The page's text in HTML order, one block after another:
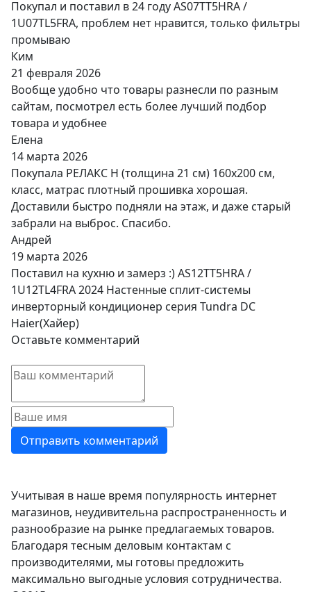
Покупал и поставил в 24 году AS07TT5HRA /
1U07TL5FRA, проблем нет нравится, только фильтры
промываю
Ким
21 февраля 2026
Вообще удобно что товары разнесли по разным
сайтам, посмотрел есть более лучший подбор
товара и удобнее
Елена
14 марта 2026
Покупала РЕЛАКС Н (толщина 21 см) 160х200 см,
класс, матрас плотный прошивка хорошая.
Доставили быстро подняли на этаж, и даже старый
забрали на выброс. Спасибо.
Андрей
19 марта 2026
Поставил на кухню и замерз :) AS12TT5HRA /
1U12TL4FRA 2024 Настенные сплит-системы
инверторный кондиционер серия Tundra DC
Haier(Хайер)
Оставьте комментарий
Учитывая в наше время популярность интернет
магазинов, неудивительна распространенность и
разнообразие на рынке предлагаемых товаров.
Благодаря тесным деловым контактам с
производителями, мы готовы предложить
максимально выгодные условия сотрудничества.